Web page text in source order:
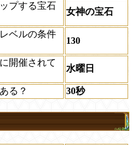
プする宝石
女神の宝石
ベルの条件
130
開催されて
水曜日
る？ 30秒